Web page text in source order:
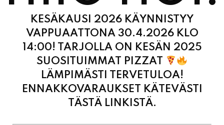
14:00! TARJOLLA ON KESÄN 2025
SUOSITUIMMAT PIZZAT
LÄMPIMÄSTI TERVETULOA!
ENNAKKOVARAUKSET KÄTEVÄSTI
TÄSTÄ LINKISTÄ.